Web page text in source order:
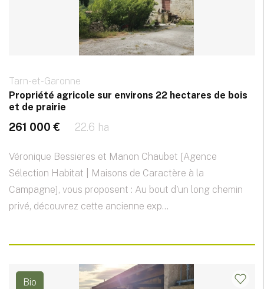
Tarn-et-Garonne
Propriété agricole sur environs 22 hectares de bois
et de prairie
261 000 € 22.6 ha
Véronique Bessieres et Manon Chaubet [Agence
Sélection Habitat | Maisons de Caractère à la
Campagne], vous proposent : Au bout d'un long chemin
privé, découvrez cette ancienne exp...
Bio